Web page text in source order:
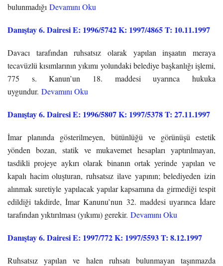
bulunmadığı Devamını Oku
Danıştay 6. Dairesi E: 1996/5742 K: 1997/4865 T: 10.11.1997
Davacı tarafından ruhsatsız olarak yapılan inşaatın meraya
tecavüzlü kısımlarının yıkımı yolundaki belediye başkanlığı işlemi,
775 s. Kanun’un 18. maddesi uyarınca hukuka
uygundur. Devamını Oku
Danıştay 6. Dairesi E: 1996/5807 K: 1997/5378 T: 27.11.1997
İmar planında gösterilmeyen, bütünlüğü ve görünüşü estetik
yönden bozan, statik ve mukavemet hesapları yaptırılmayan,
tasdikli projeye aykırı olarak binanın ortak yerinde yapılan ve
kapalı hacim oluşturan, ruhsatsız ilave yapının; belediyeden izin
alınmak suretiyle yapılacak yapılar kapsamına da girmediği tespit
edildiği takdirde, İmar Kanunu’nun 32. maddesi uyarınca İdare
tarafından yıktırılması (yıkımı) gerekir. Devamını Oku
Danıştay 6. Dairesi E: 1997/772 K: 1997/5593 T: 8.12.1997
Ruhsatsız yapılan ve halen ruhsatı bulunmayan taşınmazda